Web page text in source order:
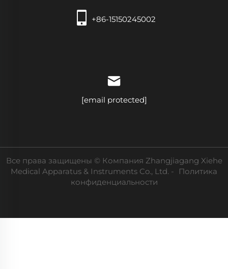
+86-15150245002
[email protected]
Все права защищены © Компания Zhangjiagang Xiehe
Medical Apparatus & Instruments Co., Ltd. -
Политика
конфиденциальности